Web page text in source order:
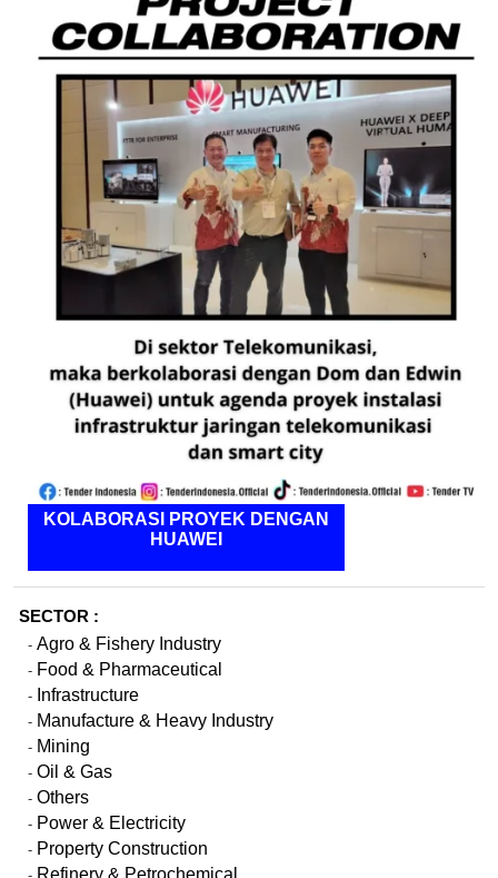
KOLABORASI PROYEK DENGAN
HUAWEI
SECTOR :
- Agro & Fishery Industry
- Food & Pharmaceutical
- Infrastructure
- Manufacture & Heavy Industry
- Mining
- Oil & Gas
- Others
- Power & Electricity
- Property Construction